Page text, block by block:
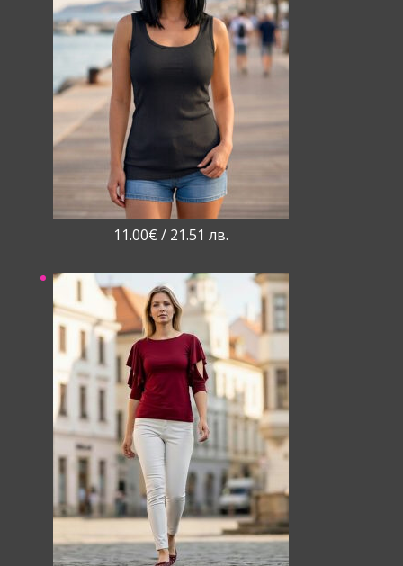
11.00€ / 21.51 лв.